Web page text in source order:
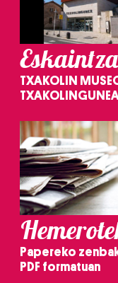
TXAKOLIN
Papereko
PDF formatuan